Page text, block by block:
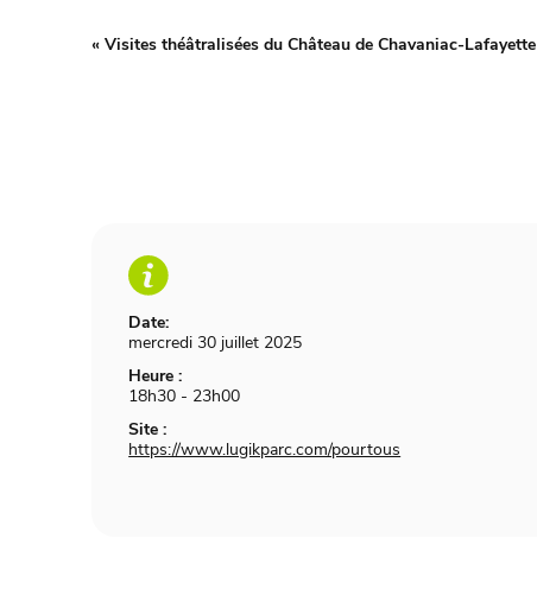
Date:
mercredi 30 juillet 2025
Heure :
18h30 - 23h00
Site :
https://www.lugikparc.com/pourtous
« Visites théâtralisées du Château de Chavaniac-Lafayette